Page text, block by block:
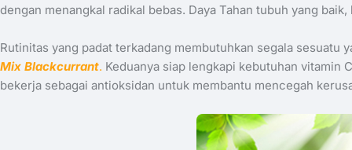
dengan menangkal radikal bebas. Daya Tahan tubuh yang
Rutinitas yang padat terkadang membutuhkan segala
Mix Blackcurrant. Keduanya siap lengkapi kebutuhan vitamin
bekerja sebagai antioksidan untuk membantu mencegah